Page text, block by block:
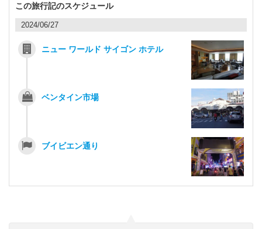
この旅行記のスケジュール
2024/06/27
ニュー ワールド サイゴン ホテル
ベンタイン市場
ブイビエン通り